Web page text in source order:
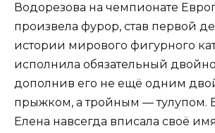
Водорезова на чемпионате
произвела фурор, став первой
истории мирового фигурного
исполнила обязательный
дополнив его не ещё одним
прыжком, а тройным — тулупом.
Елена навсегда вписала своё